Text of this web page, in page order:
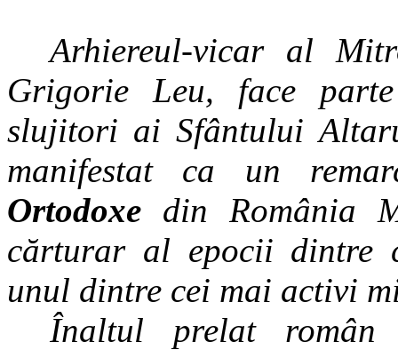
Arhiereul-vicar al
Grigorie Leu, face
slujitori ai Sfântului
manifestat ca un
Ortodoxe din România
cărturar al epocii dintre
unul dintre cei mai activi
Înaltul prelat